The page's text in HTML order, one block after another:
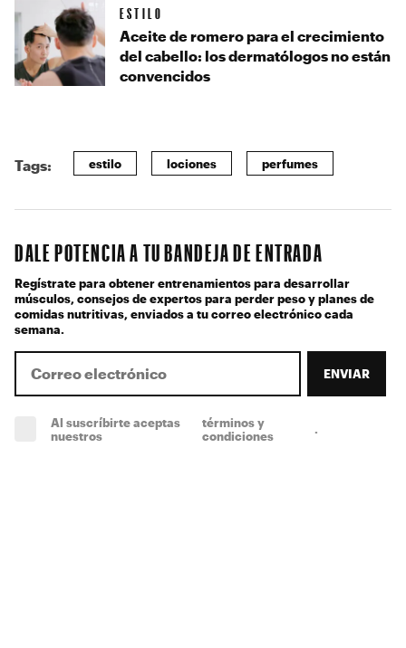
ESTILO
Aceite de romero para el crecimiento
del cabello: los dermatólogos no están
convencidos
Tags: estilo lociones perfumes
DALE POTENCIA A TU BANDEJA DE ENTRADA
Regístrate para obtener entrenamientos para desarrollar
músculos, consejos de expertos para perder peso y planes de
comidas nutritivas, enviados a tu correo electrónico cada
semana.
ENVIAR
Al suscríbirte aceptas
nuestros
términos y
condiciones
.